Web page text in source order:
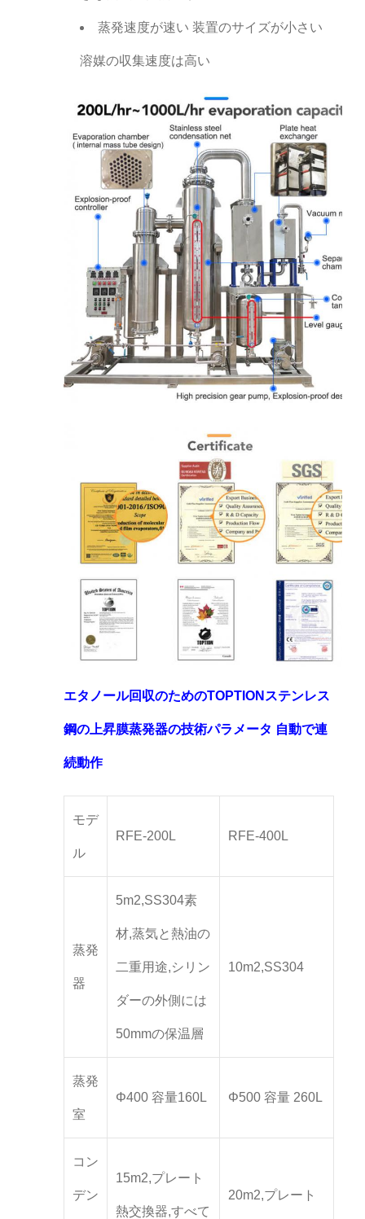
蒸発速度が速い 装置のサイズが小さい
溶媒の収集速度は高い
エタノール回収のためのTOPTIONステンレス
鋼の上昇膜蒸発器の技術パラメータ 自動で連
続動作
モデ
ル
RFE-200L RFE-400L
蒸発
器
5m2,SS304素
材,蒸気と熱油の
二重用途,シリン
ダーの外側には
50mmの保温層
10m2,SS304
蒸発
室
Φ400 容量160L Φ500 容量 260L
コン
デン
15m2,プレート
熱交換器,すべて
20m2,プレート